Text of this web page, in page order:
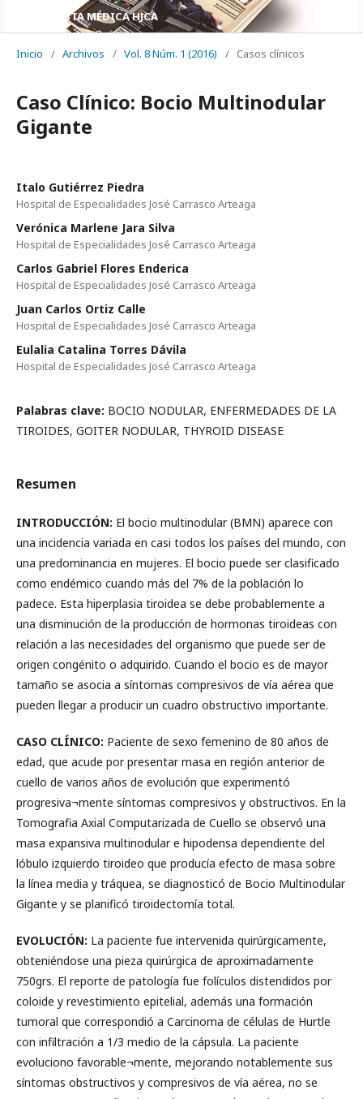
REVISTA MÉDICA HJCA
Inicio / Archivos / Vol. 8 Núm. 1 (2016) / Casos clínicos
Caso Clínico: Bocio Multinodular
Gigante
Italo Gutiérrez Piedra
Hospital de Especialidades José Carrasco Arteaga
Verónica Marlene Jara Silva
Hospital de Especialidades José Carrasco Arteaga
Carlos Gabriel Flores Enderica
Hospital de Especialidades José Carrasco Arteaga
Juan Carlos Ortiz Calle
Hospital de Especialidades José Carrasco Arteaga
Eulalia Catalina Torres Dávila
Hospital de Especialidades José Carrasco Arteaga
Palabras clave: BOCIO NODULAR, ENFERMEDADES DE LA
TIROIDES, GOITER NODULAR, THYROID DISEASE
Resumen
INTRODUCCIÓN: El bocio multinodular (BMN) aparece con
una incidencia variada en casi todos los países del mundo, con
una predominancia en mujeres. El bocio puede ser clasificado
como endémico cuando más del 7% de la población lo
padece. Esta hiperplasia tiroidea se debe probablemente a
una disminución de la producción de hormonas tiroideas con
relación a las necesidades del organismo que puede ser de
origen congénito o adquirido. Cuando el bocio es de mayor
tamaño se asocia a síntomas compresivos de vía aérea que
pueden llegar a producir un cuadro obstructivo importante.
CASO CLÍNICO: Paciente de sexo femenino de 80 años de
edad, que acude por presentar masa en región anterior de
cuello de varios años de evolución que experimentó
progresiva¬mente síntomas compresivos y obstructivos. En la
Tomografia Axial Computarizada de Cuello se observó una
masa expansiva multinodular e hipodensa dependiente del
lóbulo izquierdo tiroideo que producía efecto de masa sobre
la línea media y tráquea, se diagnosticó de Bocio Multinodular
Gigante y se planificó tiroidectomía total.
EVOLUCIÓN: La paciente fue intervenida quirúrgicamente,
obteniéndose una pieza quirúrgica de aproximadamente
750grs. El reporte de patología fue folículos distendidos por
coloide y revestimiento epitelial, además una formación
tumoral que correspondió a Carcinoma de células de Hurtle
con infiltración a 1/3 medio de la cápsula. La paciente
evoluciono favorable¬mente, mejorando notablemente sus
síntomas obstructivos y compresivos de vía aérea, no se